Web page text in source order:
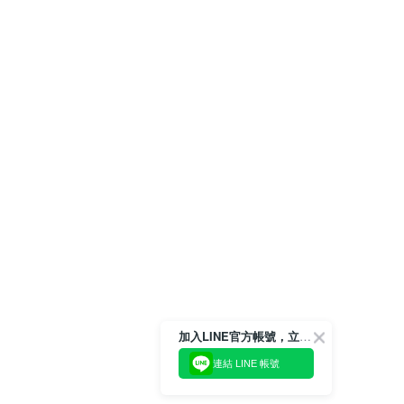
加入LINE官方帳號，立即獲得$100購物金!
連結 LINE 帳號